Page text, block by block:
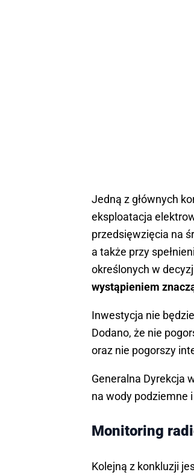
Jedną z głównych
eksploatacja
przedsięwzięcia na
a także przy
określonych w
wystąpieniem
Inwestycja nie
Dodano, że nie
oraz nie pogorszy
Generalna Dyrekcja
na wody podziemne
Monitoring
Kolejną z konkluzji